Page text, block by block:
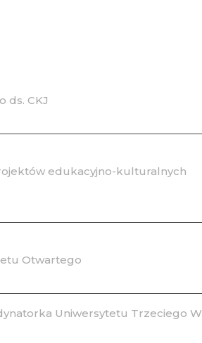
ds. CKJ
edukacyjno-kulturalnych
Otwartego
Uniwersytetu Trzeciego